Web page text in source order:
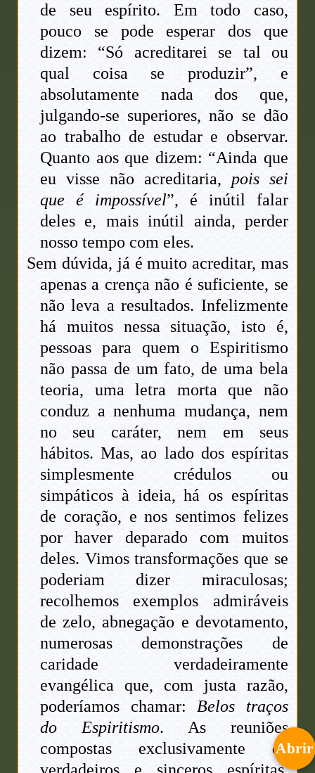
de seu espírito. Em todo caso,
pouco se pode esperar dos que
dizem: “Só acreditarei se tal ou
qual coisa se produzir”, e
absolutamente nada dos que,
julgando-se superiores, não se dão
ao trabalho de estudar e observar.
Quanto aos que dizem: “Ainda que
eu visse não acreditaria, pois sei
que é impossível”, é inútil falar
deles e, mais inútil ainda, perder
nosso tempo com eles.
Sem dúvida, já é muito acreditar, mas
apenas a crença não é suficiente, se
não leva a resultados. Infelizmente
há muitos nessa situação, isto é,
pessoas para quem o Espiritismo
não passa de um fato, de uma bela
teoria, uma letra morta que não
conduz a nenhuma mudança, nem
no seu caráter, nem em seus
hábitos. Mas, ao lado dos espíritas
simplesmente crédulos ou
simpáticos à ideia, há os espíritas
de coração, e nos sentimos felizes
por haver deparado com muitos
deles. Vimos transformações que se
poderiam dizer miraculosas;
recolhemos exemplos admiráveis
de zelo, abnegação e devotamento,
numerosas demonstrações de
caridade verdadeiramente
evangélica que, com justa razão,
poderíamos chamar:Belos traços
do Espiritismo. As reuniões
compostas exclusivamente deAbrir